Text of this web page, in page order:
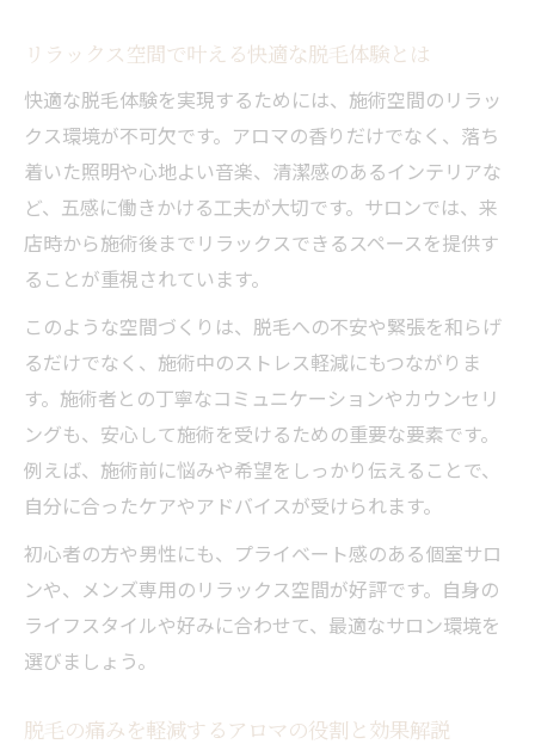
毛の関係
脱毛前後の緊張緩和に役立つアロマの選び
方
美容と健康意識に応えるアロマ脱毛の真価
美容と健康を両立する脱毛×アロマの魅力
アロマ脱毛で得られる健康的な肌の変化に
ついて
ストレス軽減が脱毛効果と美容意識に与え
る影響
メンズ脱毛にも最適なアロマ施術の特徴
アロマ脱毛がもたらす心身のバランス改善
とは
リラックス重視で選ぶ脱毛サロンのポイン
ト
アロマ施術で快適な脱毛時間を過ごす方法
方
リラックス空間で叶える快適な脱毛体験とは
快適な脱毛体験を実現するためには、施術空間のリラッ
クス環境が不可欠です。アロマの香りだけでなく、落ち
着いた照明や心地よい音楽、清潔感のあるインテリアな
ど、五感に働きかける工夫が大切です。サロンでは、来
店時から施術後までリラックスできるスペースを提供す
ることが重視されています。
このような空間づくりは、脱毛への不安や緊張を和らげ
るだけでなく、施術中のストレス軽減にもつながりま
す。施術者との丁寧なコミュニケーションやカウンセリ
ングも、安心して施術を受けるための重要な要素です。
例えば、施術前に悩みや希望をしっかり伝えることで、
自分に合ったケアやアドバイスが受けられます。
初心者の方や男性にも、プライベート感のある個室サロ
ンや、メンズ専用のリラックス空間が好評です。自身の
ライフスタイルや好みに合わせて、最適なサロン環境を
選びましょう。
脱毛の痛みを軽減するアロマの役割と効果解説